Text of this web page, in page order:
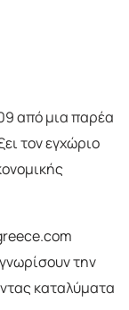
από μια παρέα
τον εγχώριο
την
καταλύματα